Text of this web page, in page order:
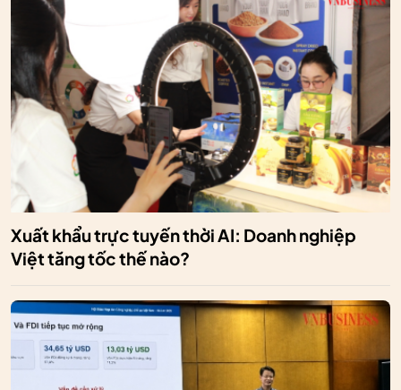
Xuất khẩu trực tuyến thời AI: Doanh nghiệp
Việt tăng tốc thế nào?